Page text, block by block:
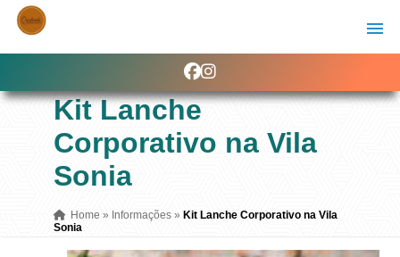
Kit Lanche
Corporativo na Vila
Sonia
Home » Informações » Kit Lanche Corporativo na Vila
Sonia